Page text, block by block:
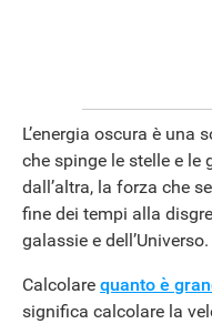
APPLE
L’energia oscura è
che spinge le stelle e le
dall’altra, la forza che
fine dei tempi alla
galassie e dell’Universo.
Calcolare quanto è
significa calcolare la